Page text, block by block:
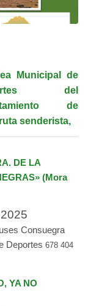
Municipal de
del
de
senderista,
DE LA
(Mora
Consuegra
Deportes 678 404
YA NO